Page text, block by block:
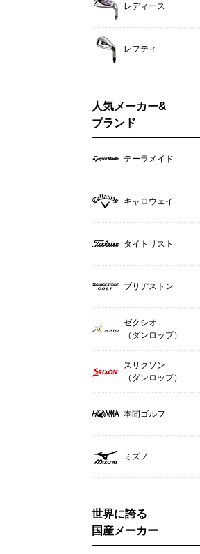
レディース
レフティ
人気メーカー&
ブランド
テーラメイド
キャロウェイ
タイトリスト
ブリヂストン
ゼクシオ
（ダンロップ）
スリクソン
（ダンロップ）
本間ゴルフ
ミズノ
世界に誇る
国産メーカー